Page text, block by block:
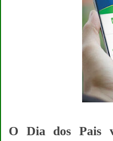
O Dia dos Pais